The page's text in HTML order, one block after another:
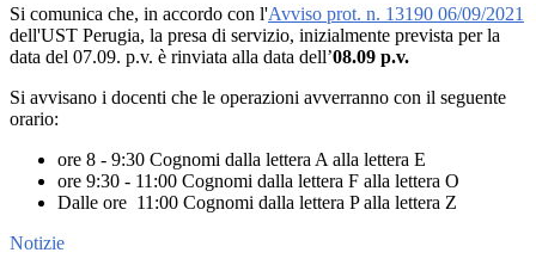
Si comunica che, in accordo con l'Avviso prot. n. 13190 06/09/2021
dell'UST Perugia, la presa di servizio, inizialmente prevista per la
data del 07.09. p.v. è rinviata alla data dell’08.09 p.v.
Si avvisano i docenti che le operazioni avverranno con il seguente
orario:
ore 8 - 9:30 Cognomi dalla lettera A alla lettera E
ore 9:30 - 11:00 Cognomi dalla lettera F alla lettera O
Dalle ore 11:00 Cognomi dalla lettera P alla lettera Z
Notizie